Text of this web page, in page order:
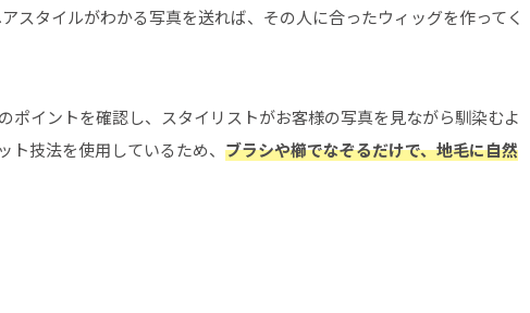
スタイルがわかる写真を送れば、その人に合ったウィッグを作ってく
ポイントを確認し、スタイリストがお客様の写真を見ながら馴染むよ
ト技法を使用しているため、 ブラシや櫛でなぞるだけで、地毛に自然